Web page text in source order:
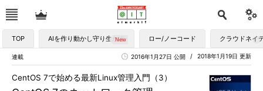
TOP AIを作り動かし守り生かす ロー/ノーコード クラウドネイ
連載 2018年1月19日 更新
2016年1月27日 公開
CentOS 7で始める最新Linux管理入門（3）